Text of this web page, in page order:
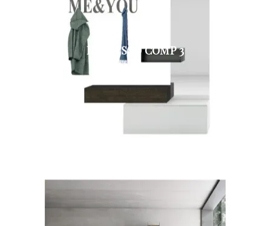
INGRESSO COMP 3